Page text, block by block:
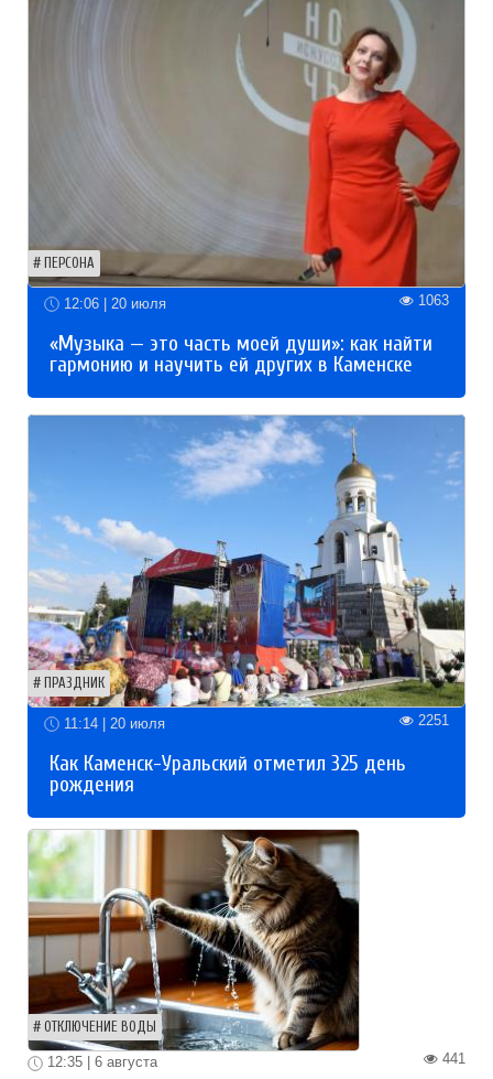
ПЕРСОНА
12:06 | 20 июля 1063
«Музыка — это часть моей души»: как найти
гармонию и научить ей других в Каменске
ПРАЗДНИК
11:14 | 20 июля 2251
Как Каменск-Уральский отметил 325 день
рождения
ОТКЛЮЧЕНИЕ ВОДЫ
441
12:35 | 6 августа